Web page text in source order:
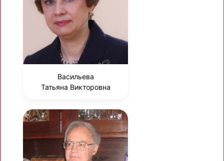
Васильева
Татьяна Викторовна